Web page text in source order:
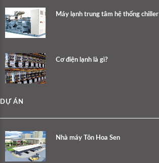
Máy lạnh trung tâm hệ thống chiller
Cơ điện lạnh là gì?
DỰ ÁN
Nhà máy Tôn Hoa Sen